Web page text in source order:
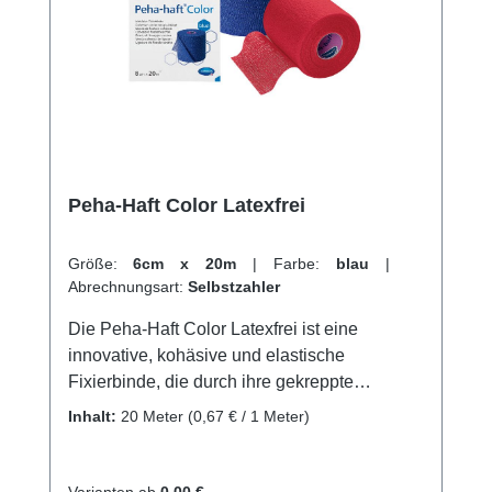
latexfreie Mollelast Haftbinden online bei uns
und profitieren Sie von unserem schnellen
Versand und unserem hervorragenden
Peha-Haft Color Latexfrei
Größe: 6cm x 20m | Farbe: blau |
Abrechnungsart: Selbstzahler
Die Peha-Haft Color Latexfrei ist eine
innovative, kohäsive und elastische
Fixierbinde, die durch ihre gekreppte
Gewebestruktur und Imprägnierung mit einem
ca. 100 % und dem starken
Inhalt: 20 Meter (0,67 € / 1 Meter)